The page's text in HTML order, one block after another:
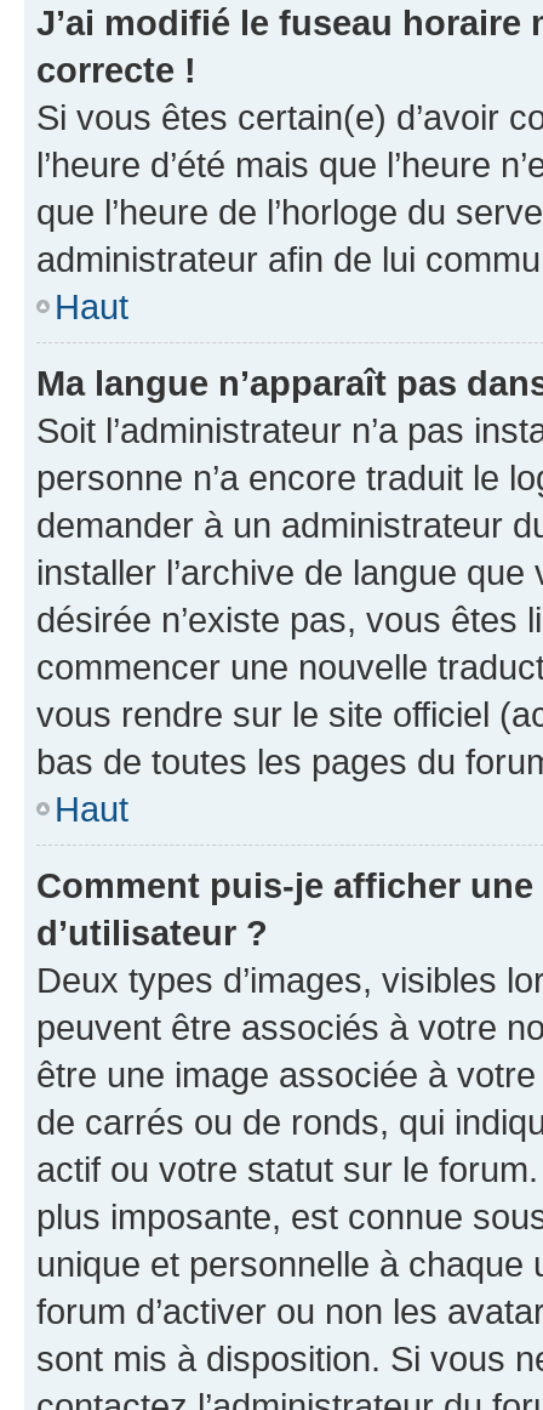
J’ai modifié le fuseau horaire
correcte !
Si vous êtes certain(e) d’avoir
l’heure d’été mais que l’heure
que l’heure de l’horloge du
administrateur afin de lui
Haut
Ma langue n’apparaît pas
Soit l’administrateur n’a pas
personne n’a encore traduit le
demander à un administrateur
installer l’archive de langue
désirée n’existe pas, vous êtes
commencer une nouvelle
vous rendre sur le site officiel
bas de toutes les pages du
Haut
Comment puis-je afficher
d’utilisateur ?
Deux types d’images, visibles
peuvent être associés à votre
être une image associée à
de carrés ou de ronds, qui
actif ou votre statut sur le
plus imposante, est connue
unique et personnelle à chaque
forum d’activer ou non les
sont mis à disposition. Si vous